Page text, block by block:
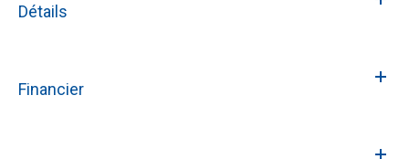
Détails
Financier